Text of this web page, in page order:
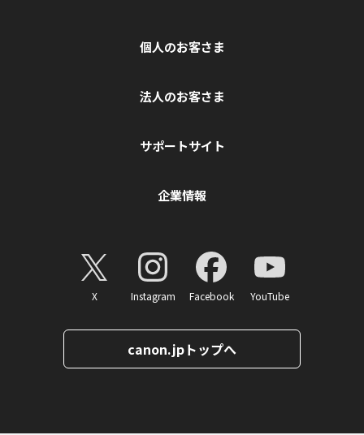
個人のお客さま
法人のお客さま
サポートサイト
企業情報
X Instagram Facebook YouTube
canon.jpトップへ